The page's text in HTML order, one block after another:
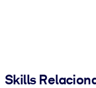
Skills